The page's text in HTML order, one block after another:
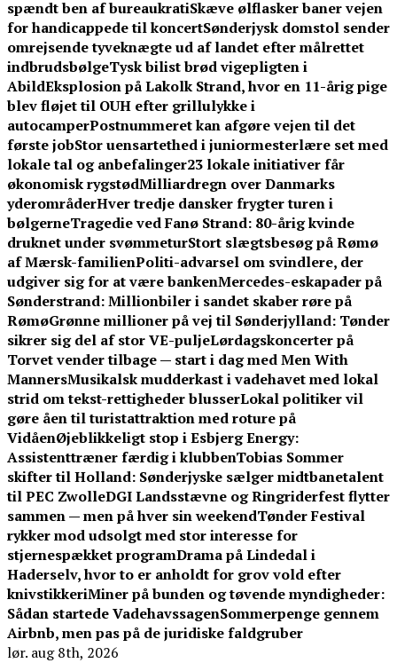
spændt ben af bureaukratiSkæve ølflasker baner vejen
for handicappede til koncertSønderjysk domstol sender
omrejsende tyveknægte ud af landet efter målrettet
indbrudsbølgeTysk bilist brød vigepligten i
AbildEksplosion på Lakolk Strand, hvor en 11-årig pige
blev fløjet til OUH efter grillulykke i
autocamperPostnummeret kan afgøre vejen til det
første jobStor uensartethed i juniormesterlære set med
lokale tal og anbefalinger23 lokale initiativer får
økonomisk rygstødMilliardregn over Danmarks
yderområderHver tredje dansker frygter turen i
bølgerneTragedie ved Fanø Strand: 80-årig kvinde
druknet under svømmeturStort slægtsbesøg på Rømø
af Mærsk-familienPoliti-advarsel om svindlere, der
udgiver sig for at være bankenMercedes-eskapader på
Sønderstrand: Millionbiler i sandet skaber røre på
RømøGrønne millioner på vej til Sønderjylland: Tønder
sikrer sig del af stor VE-puljeLørdagskoncerter på
Torvet vender tilbage — start i dag med Men With
MannersMusikalsk mudderkast i vadehavet med lokal
strid om tekst-rettigheder blusserLokal politiker vil
gøre åen til turistattraktion med roture på
VidåenØjeblikkeligt stop i Esbjerg Energy:
Assistenttræner færdig i klubbenTobias Sommer
skifter til Holland: Sønderjyske sælger midtbanetalent
til PEC ZwolleDGI Landsstævne og Ringriderfest flytter
sammen — men på hver sin weekendTønder Festival
rykker mod udsolgt med stor interesse for
stjernespækket programDrama på Lindedal i
Haderselv, hvor to er anholdt for grov vold efter
knivstikkeriMiner på bunden og tøvende myndigheder:
Sådan startede VadehavssagenSommerpenge gennem
Airbnb, men pas på de juridiske faldgruber
lør. aug 8th, 2026